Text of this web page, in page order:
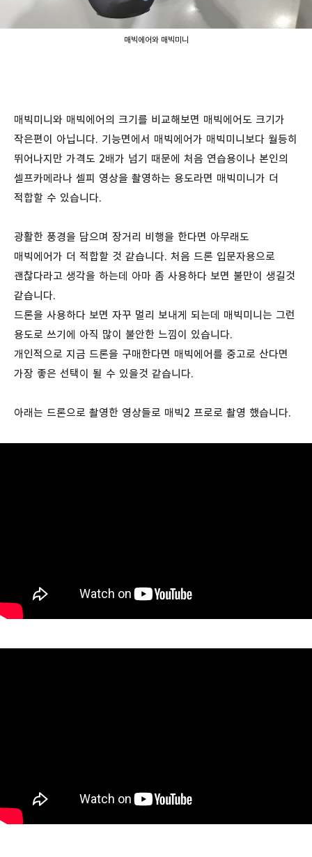
매빅에어와 매빅미니
매빅미니와 매빅에어의 크기를 비교해보면 매빅에어도 크기가
작은편이 아닙니다. 기능면에서 매빅에어가 매빅미니보다 월등히
뛰어나지만 가격도 2배가 넘기 때문에 처음 연습용이나 본인의
셀프카메라나 셀피 영상을 촬영하는 용도라면 매빅미니가 더
적합할 수 있습니다.
광활한 풍경을 담으며 장거리 비행을 한다면 아무래도
매빅에어가 더 적합할 것 같습니다. 처음 드론 입문자용으로
괜찮다라고 생각을 하는데 아마 좀 사용하다 보면 불만이 생길것
같습니다.
드론을 사용하다 보면 자꾸 멀리 보내게 되는데 매빅미니는 그런
용도로 쓰기에 아직 많이 불안한 느낌이 있습니다.
개인적으로 지금 드론을 구매한다면 매빅에어를 중고로 산다면
가장 좋은 선택이 될 수 있을것 같습니다.
아래는 드론으로 촬영한 영상들로 매빅2 프로로 촬영 했습니다.